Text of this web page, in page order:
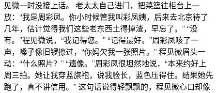
见微一时没接上话。 老太太自己进门，把菜篮往柜台上一
放：“我是周彩凤。你小时候管我叫彩凤姨，后来去北京待了
几年，估计觉得我们这些老东西土得掉渣，早忘了。” “没
有。”程见微说，“我记得您。” “记得最好。”周彩凤咳了一
声，嗓子像旧锣擦过，“你妈欠我一张照片。” 程见微眉头一
动：“什么照片？” “遗像。”周彩凤很坦然地说，“本来约好上
周三拍。她让我穿蓝旗袍，说我脸长，蓝色压得住。结果她先
跑了，真不讲信用。” 这句话说得轻飘飘的，程见微心口却像